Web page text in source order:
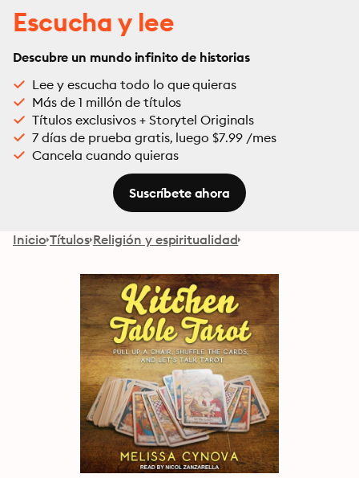
Escucha y lee
Descubre un mundo infinito de historias
Lee y escucha todo lo que quieras
Más de 1 millón de títulos
Títulos exclusivos + Storytel Originals
7 días de prueba gratis, luego $7.99 /mes
Cancela cuando quieras
Suscríbete ahora
Inicio Títulos Religión y espiritualidad